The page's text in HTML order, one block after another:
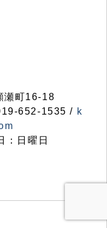
瀬町16-18
652-1535 / k
：日曜日